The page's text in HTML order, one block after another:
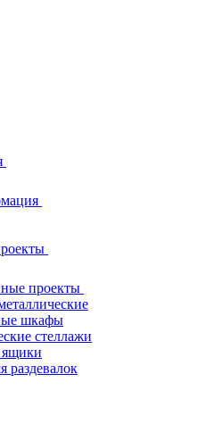
проекты
шкафы
стеллажи